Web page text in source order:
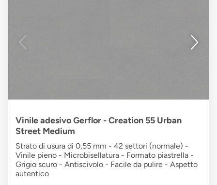
Vinile adesivo Gerflor - Creation 55 Urban
Street Medium
Strato di usura di 0,55 mm - 42 settori (normale) -
Vinile pieno - Microbisellatura - Formato piastrella -
Grigio scuro - Antiscivolo - Facile da pulire - Aspetto
autentico